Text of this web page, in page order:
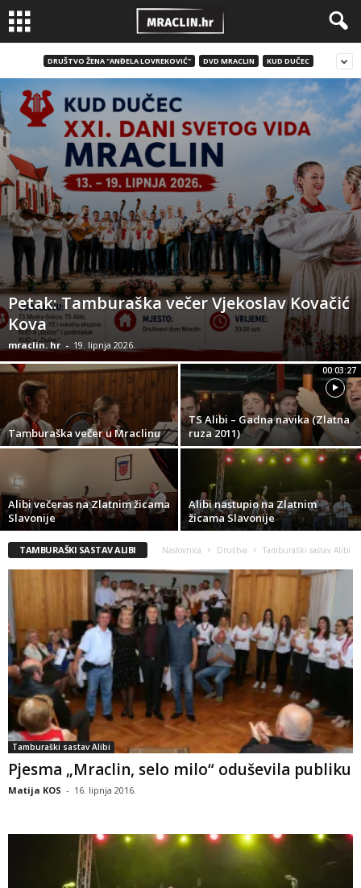
DRUŠTVO ŽENA "ANĐELA LOVREKOVIĆ" DVD MRACLIN KUD DUČEC
Petak: Tamburaška večer Vjekoslav Kovačić
Kova
mraclin. hr - 19. lipnja 2026.
Tamburaška večer u Mraclinu
00:03:27
TS Alibi – Gadna navika (Zlatna
ruza 2011)
Alibi večeras na Zlatnim žicama
Slavonije
Alibi nastupio na Zlatnim
žicama Slavonije
TAMBURAŠKI SASTAV ALIBI Naslovnica Društva Tamburaški sastav Alibi
Tamburaški sastav Alibi
Pjesma „Mraclin, selo milo“ oduševila publiku
Matija KOS - 16. lipnja 2016.